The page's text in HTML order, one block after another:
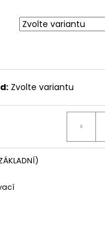
Zvolte variantu